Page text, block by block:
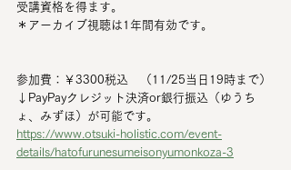
受講資格を得ます。
＊アーカイブ視聴は1年間有効です。
参加費：￥3300税込　（11/25当日19時まで）
↓PayPayクレジット決済or銀行振込（ゆうち
ょ、みずほ）が可能です。
https://www.otsuki-holistic.com/event-
details/hatofurunesumeisonyumonkoza-3